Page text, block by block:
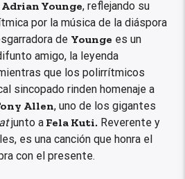
Adrian Younge, reflejando su
por la música de la diáspora
de Younge es un
amigo, la leyenda
que los polirrítmicos
sincopado rinden homenaje a
Allen, uno de los gigantes
junto a Fela Kuti. Reverente y
es una canción que honra el
con el presente.